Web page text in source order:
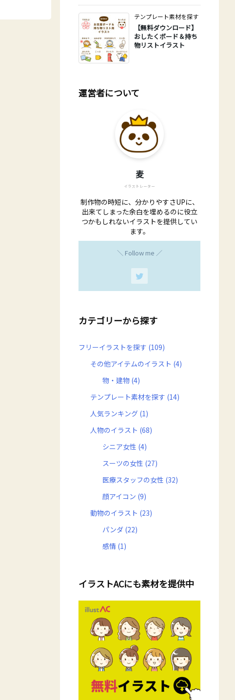
テンプレート素材を探す
【無料ダウンロード】
おしたくボード＆持ち
物リストイラスト
運営者について
麦
イラストレーター
制作物の時短に、分かりやすさUPに、
出来てしまった余白を埋めるのに役立
つかもしれないイラストを提供してい
ます。
＼ Follow me ／
カテゴリーから探す
フリーイラストを探す (109)
その他アイテムのイラスト (4)
物・建物 (4)
テンプレート素材を探す (14)
人気ランキング (1)
人物のイラスト (68)
シニア女性 (4)
スーツの女性 (27)
医療スタッフの女性 (32)
顔アイコン (9)
動物のイラスト (23)
パンダ (22)
感情 (1)
イラストACにも素材を提供中